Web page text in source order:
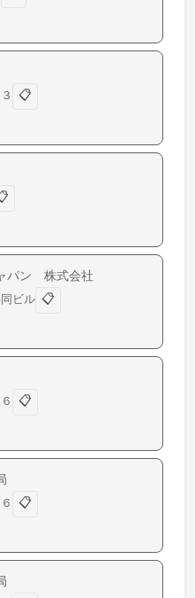
📋
パン 株式会社
ビル 📋
📋
📋